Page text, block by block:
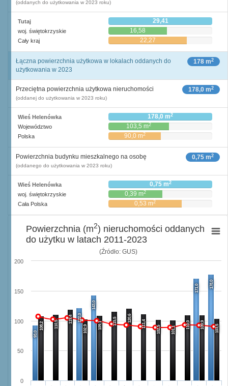
(oddanych do użytkowania w 2023 roku)
Tutaj 29,41
woj. świętokrzyskie 16,58
Cały kraj 22,27
178 m2
Łączna powierzchnia użytkowa w lokalach oddanych do
użytkowania w 2023
178,0 m2
Przeciętna powierzchnia użytkowa nieruchomości
(oddanej do użytkowania w 2023 roku)
Wieś Helenówka 178,0 m2
Województwo 103,5 m2
Polska 90,0 m2
0,75 m2
Powierzchnia budynku mieszkalnego na osobę
(oddanego do użytkowania w 2023 roku)
Wieś Helenówka 0,75 m2
woj. świętokrzyskie 0,39 m2
Cała Polska 0,53 m2
(Źródło: GUS)
93,0
122,0
143,0
171,0 178,0
108,2 110,5
119,4
102,9
109,1 115,5 120,6
111,4
102,5 101,1
110,0 109,9 103,5
0
50
100
150
200
Powierzchnia (m2) nieruchomości oddanych
do użytku w latach 2011-2023